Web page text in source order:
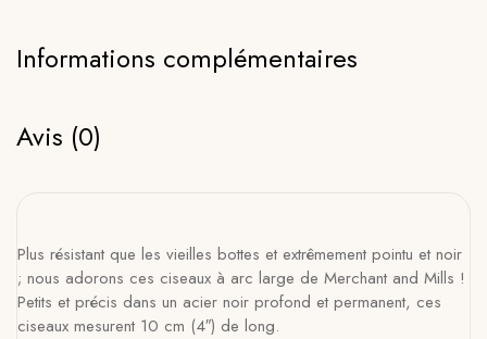
Informations complémentaires
Avis (0)
Plus résistant que les vieilles bottes et extrêmement pointu et noir
; nous adorons ces ciseaux à arc large de Merchant and Mills !
Petits et précis dans un acier noir profond et permanent, ces
ciseaux mesurent 10 cm (4″) de long.